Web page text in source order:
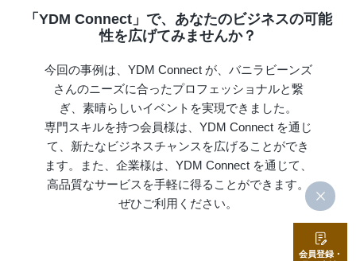
「YDM Connect」で、あなたのビジネスの可能
性を広げてみませんか？
今回の事例は、YDM Connect が、バニラビーンズ
さんのニーズに合ったプロフェッショナルと繋
ぎ、素晴らしいイベントを実現できました。
専門スキルを持つ会員様は、YDM Connect を通じ
て、新たなビジネスチャンスを広げることができ
ます。また、企業様は、YDM Connect を通じて、
高品質なサービスを手軽に得ることができます。
ぜひご利用ください。
会員登録・